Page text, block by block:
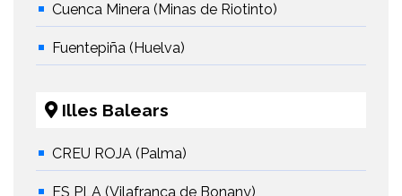
Cuenca Minera (Minas de Riotinto)
Fuentepiña (Huelva)
Illes Balears
CREU ROJA (Palma)
ES PLA (Vilafranca de Bonany)